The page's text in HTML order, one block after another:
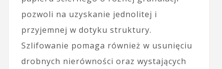
pozwoli na uzyskanie jednolitej i
przyjemnej w dotyku struktury.
Szlifowanie pomaga również w usunięciu
drobnych nierówności oraz wystających